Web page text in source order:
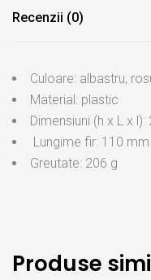
Recenzii (0)
Culoare: albastru,
Material: plastic
Dimensiuni (h x L x
Lungime fir: 110 mm
Greutate: 206 g
Produse